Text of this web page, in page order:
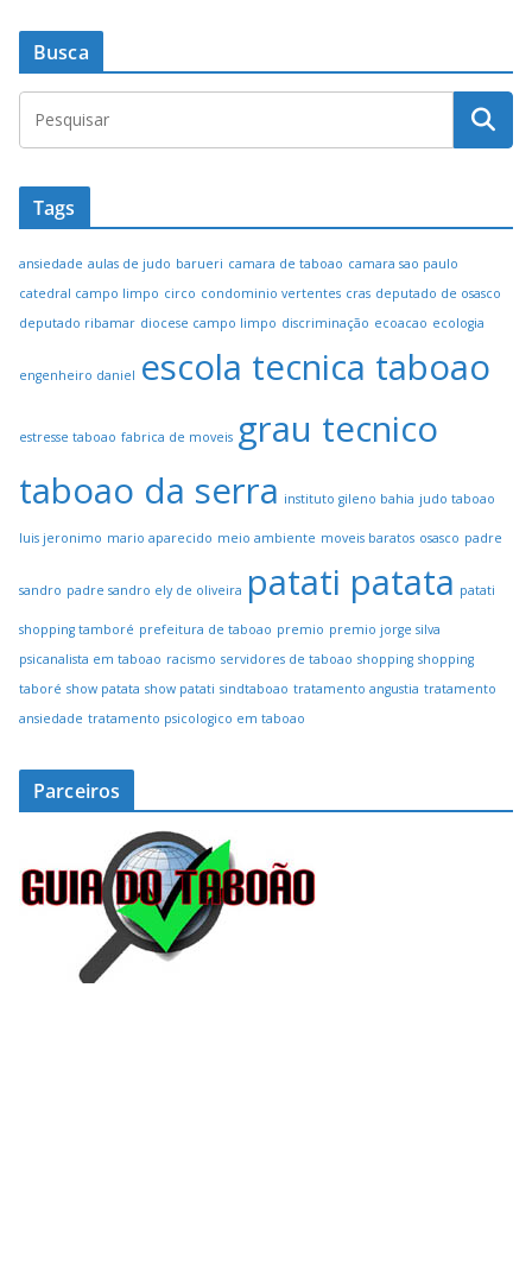
Busca
Tags
ansiedade aulas de judo barueri camara de taboao camara sao paulo
catedral campo limpo circo condominio vertentes cras deputado de osasco
deputado ribamar diocese campo limpo discriminação ecoacao ecologia
engenheiro daniel escola tecnica taboao
estresse taboao fabrica de moveis grau tecnico
taboao da serra instituto gileno bahia judo taboao
luis jeronimo mario aparecido meio ambiente moveis baratos osasco padre
sandro padre sandro ely de oliveira patati patata patati
shopping tamboré prefeitura de taboao premio premio jorge silva
psicanalista em taboao racismo servidores de taboao shopping shopping
taboré show patata show patati sindtaboao tratamento angustia tratamento
ansiedade tratamento psicologico em taboao
Parceiros